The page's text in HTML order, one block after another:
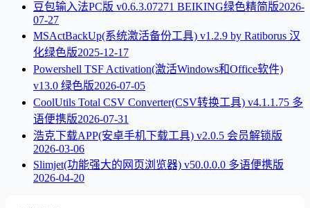
豆包输入法PC版 v0.6.3.07271 BEIKING绿色精简版2026-
07-27
MSActBackUp(系统激活备份工具) v1.2.9 by Ratiborus 汉
化绿色版2025-12-17
Powershell TSF Activation(激活Windows和Office软件)
v13.0 绿色版2026-07-05
CoolUtils Total CSV Converter(CSV转换工具) v4.1.1.75 多
语便携版2026-07-31
浩克下载APP(安卓手机下载工具) v2.0.5 会员解锁版
2026-03-06
Slimjet(功能强大的网页浏览器) v50.0.0.0 多语便携版
2026-04-20